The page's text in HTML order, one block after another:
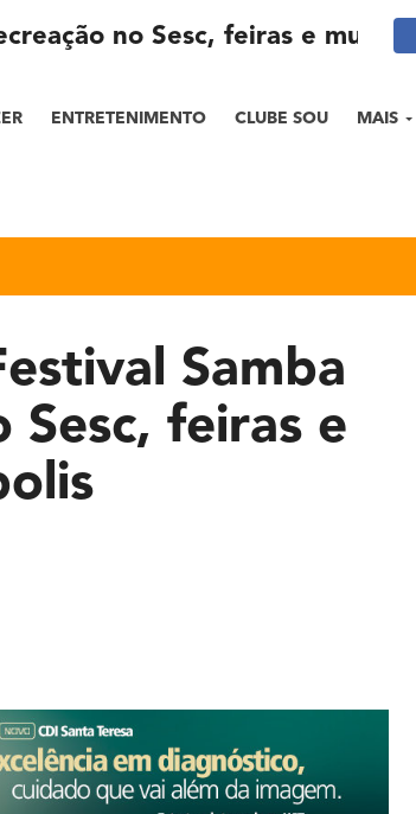
ENTRETENIMENTO CLUBE SOU MAIS
no Sesc, feiras e muito
Samba
Sesc, feiras e